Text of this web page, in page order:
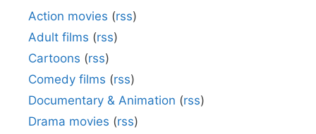
Action movies (rss)
Adult films (rss)
Cartoons (rss)
Comedy films (rss)
Documentary & Animation (rss)
Drama movies (rss)